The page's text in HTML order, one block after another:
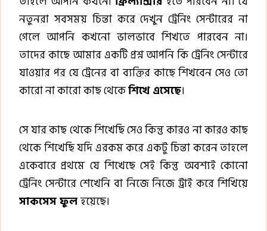
নতুনরা সবসময় চিন্তা করে দেখুন ট্রেনিং সেন্টারের না
গেলে আপনি কখনো ভালভাবে শিখতে পারবেন না।
তাদের কাছে আমার একটি প্রশ্ন আপনি কি ট্রেনিং সেন্টারে
যাওয়ার পর যে ট্রেনের বা ব্যক্তির কাছে শিখবেন সেও তো
কারো না কারো কাছ থেকেশিখে এসেছে।
সে যার কাছ থেকে শিখেছি সেও কিন্তু কারও না কারও কাছ
থেকে শিখেছি যদি এরকম করে একটু চিন্তা করেন তাহলে
একেবারে প্রথমে যে শিখেছে সেই কিন্তু অবশ্যই কোনো
ট্রেনিং সেন্টারে শেখেনি বা নিজে নিজে ট্রাই করে শিখিয়ে
সাকসেস ফুলহয়েছে।